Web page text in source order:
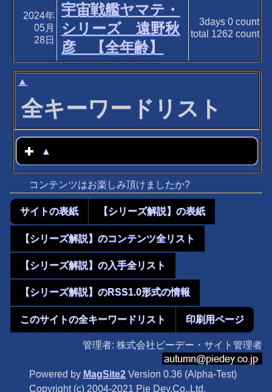
2024年
05月
28日
宇宙戦艦ヤマテ・
シリーズ 遠野秋
彦 【全年齢】
3days 0count
total 1262 count
▲
全キーワードリスト
▲
コンテンツはお楽しみ頂けましたか?
サイトの表紙 【シリーズ解説】の表紙
【シリーズ解説】のコンテンツ全リスト
【シリーズ解説】の入手全リスト
【シリーズ解説】のRSS1.0形式の情報
このサイトの全キーワードリスト 印刷用ページ
管理者: 株式会社ピーデー・サイト管理者
Powered by MagSite2 Version 0.36 (Alpha-Test)
Copyright (c) 2004-2021 Pie Dey.Co.,Ltd.